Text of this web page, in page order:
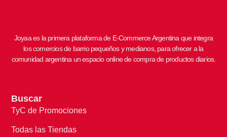
Joyaa es la primera plataforma de E-Commerce Argentina que integra
los comercios de barrio pequeños y medianos, para ofrecer a la
comunidad argentina un espacio online de compra de productos diarios.
Buscar
TyC de Promociones
Todas las Tiendas